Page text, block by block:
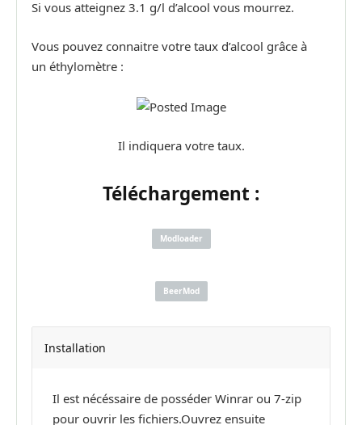
Si vous atteignez 3.1 g/l d’alcool vous mourrez.
Vous pouvez connaitre votre taux d’alcool grâce à
un éthylomètre :
Il indiquera votre taux.
Téléchargement :
Modloader
BeerMod
Installation
Il est nécéssaire de posséder Winrar ou 7-zip
pour ouvrir les fichiers.Ouvrez ensuite